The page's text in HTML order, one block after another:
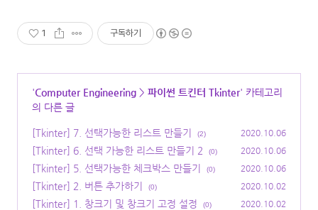
1 구독하기
'Computer Engineering > 파이썬 트킨터 Tkinter' 카테고리
의 다른 글
[Tkinter] 7. 선택가능한 리스트 만들기 (2) 2020.10.06
[Tkinter] 6. 선택 가능한 리스트 만들기 2 (0) 2020.10.06
[Tkinter] 5. 선택가능한 체크박스 만들기 (0) 2020.10.06
[Tkinter] 2. 버튼 추가하기 (0) 2020.10.02
[Tkinter] 1. 창크기 및 창크기 고정 설정 (0) 2020.10.02